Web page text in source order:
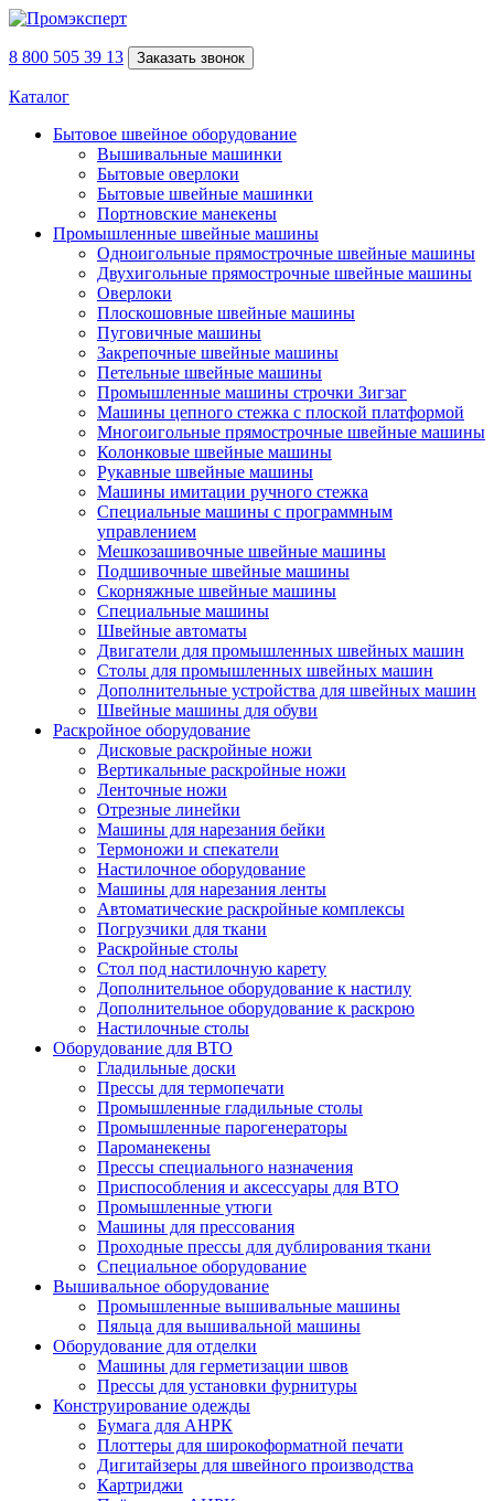
8 800 505 39 13 Заказать звонок
Каталог
Бытовое швейное оборудование
Вышивальные машинки
Бытовые оверлоки
Бытовые швейные машинки
Портновские манекены
Промышленные швейные машины
Одноигольные прямострочные швейные машины
Двухигольные прямострочные швейные машины
Оверлоки
Плоскошовные швейные машины
Пуговичные машины
Закрепочные швейные машины
Петельные швейные машины
Промышленные машины строчки Зигзаг
Машины цепного стежка с плоской платформой
Многоигольные прямострочные швейные машины
Колонковые швейные машины
Рукавные швейные машины
Машины имитации ручного стежка
Специальные машины с программным
управлением
Мешкозашивочные швейные машины
Подшивочные швейные машины
Скорняжные швейные машины
Специальные машины
Швейные автоматы
Двигатели для промышленных швейных машин
Столы для промышленных швейных машин
Дополнительные устройства для швейных машин
Швейные машины для обуви
Раскройное оборудование
Дисковые раскройные ножи
Вертикальные раскройные ножи
Ленточные ножи
Отрезные линейки
Машины для нарезания бейки
Термоножи и спекатели
Настилочное оборудование
Машины для нарезания ленты
Автоматические раскройные комплексы
Погрузчики для ткани
Раскройные столы
Стол под настилочную карету
Дополнительное оборудование к настилу
Дополнительное оборудование к раскрою
Настилочные столы
Оборудование для ВТО
Гладильные доски
Прессы для термопечати
Промышленные гладильные столы
Промышленные парогенераторы
Пароманекены
Прессы специального назначения
Приспособления и аксессуары для ВТО
Промышленные утюги
Машины для прессования
Проходные прессы для дублирования ткани
Специальное оборудование
Вышивальное оборудование
Промышленные вышивальные машины
Пяльца для вышивальной машины
Оборудование для отделки
Машины для герметизации швов
Прессы для установки фурнитуры
Конструирование одежды
Бумага для АНРК
Плоттеры для широкоформатной печати
Дигитайзеры для швейного производства
Картриджи